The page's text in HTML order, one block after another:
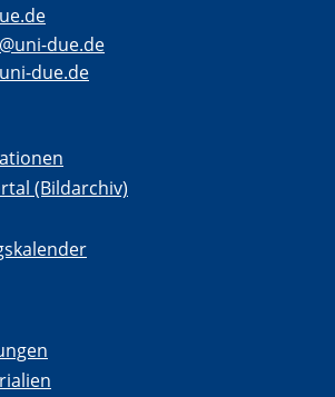
due.de
due.de
(Bildarchiv)